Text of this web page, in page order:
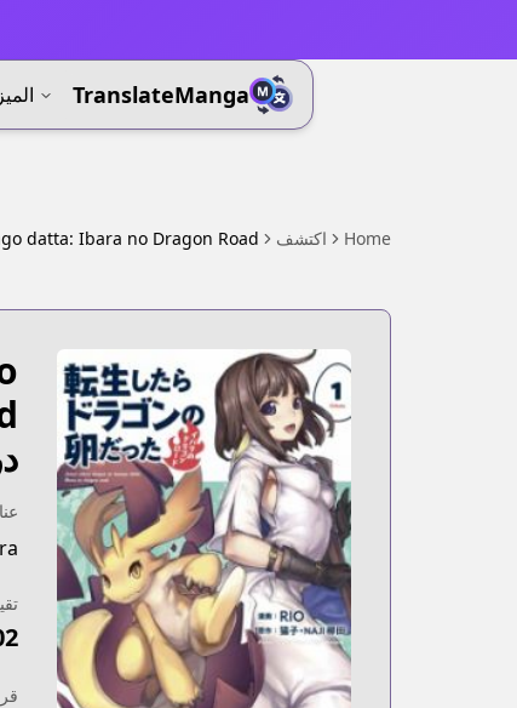
TranslateManga
Home اكتشف datta: Ibara no Dragon Road